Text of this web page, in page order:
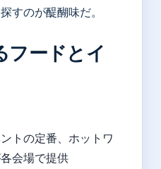
すのが醍醐味だ。
フードとイ
トの定番、ホットワ
会場で提供